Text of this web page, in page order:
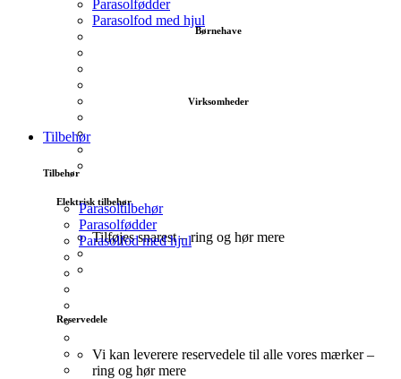
Parasolfødder
Parasolfod med hjul
Elektrisk tilbehør
Tilføjes snarest – ring og hør mere
Reservedele
Vi kan leverere reservedele til alle vores mærker –
ring og hør mere
Børnehave
Virksomheder
Tilbehør
Tilbehør
Parasoltilbehør
Parasolfødder
Parasolfod med hjul